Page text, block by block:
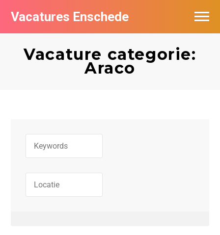
Vacatures Enschede
Vacature categorie:
Araco
Vacatures per bedrijf
De populairste vacatures in Enschede